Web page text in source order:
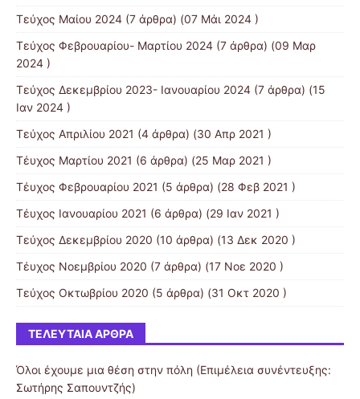
Τεύχος Μαίου 2024 (7 άρθρα) (07 Μάι 2024 )
Τεύχος Φεβρουαρίου- Μαρτίου 2024 (7 άρθρα) (09 Μαρ
2024 )
Τεύχος Δεκεμβρίου 2023- Ιανουαρίου 2024 (7 άρθρα) (15
Ιαν 2024 )
Τεύχος Απριλίου 2021 (4 άρθρα) (30 Απρ 2021 )
Τέυχος Μαρτίου 2021 (6 άρθρα) (25 Μαρ 2021 )
Τέυχος Φεβρουαρίου 2021 (5 άρθρα) (28 Φεβ 2021 )
Τέυχος Ιανουαρίου 2021 (6 άρθρα) (29 Ιαν 2021 )
Τεύχος Δεκεμβρίου 2020 (10 άρθρα) (13 Δεκ 2020 )
Τέυχος Νοεμβρίου 2020 (7 άρθρα) (17 Νοε 2020 )
Τεύχος Οκτωβρίου 2020 (5 άρθρα) (31 Οκτ 2020 )
ΤΕΛΕΥΤΑΊΑ ΆΡΘΡΑ
Όλοι έχουμε μια θέση στην πόλη (Επιμέλεια συνέντευξης:
Σωτήρης Σαπουντζής)